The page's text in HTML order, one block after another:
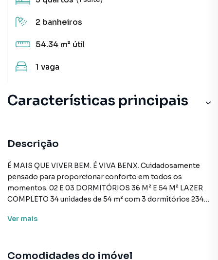
2 banheiros
54.34 m² útil
1 vaga
Características principais
Descrição
É MAIS QUE VIVER BEM. É VIVA BENX. Cuidadosamente
pensado para proporcionar conforto em todos os
momentos. 02 E 03 DORMITÓRIOS 36 M² E 54 M² LAZER
COMPLETO 34 unidades de 54 m² com 3 dormitórios 234
Tecnologia e inovação • Previsão wi-fi nas áreas comuns
disponibilidade do imóvel sujeitos a alteração sem aviso
Ver mais
Comodidades do imóvel